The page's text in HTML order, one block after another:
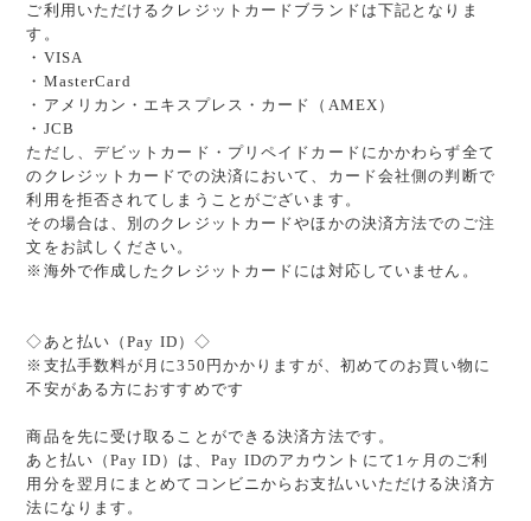
ご利用いただけるクレジットカードブランドは下記となりま
す。
・VISA
・MasterCard
・アメリカン・エキスプレス・カード（AMEX）
・JCB
ただし、デビットカード・プリペイドカードにかかわらず全て
のクレジットカードでの決済において、カード会社側の判断で
利用を拒否されてしまうことがございます。
その場合は、別のクレジットカードやほかの決済方法でのご注
文をお試しください。
※海外で作成したクレジットカードには対応していません。
◇あと払い（Pay ID）◇
※支払手数料が月に350円かかりますが、初めてのお買い物に
不安がある方におすすめです
商品を先に受け取ることができる決済方法です。
あと払い（Pay ID）は、Pay IDのアカウントにて1ヶ月のご利
用分を翌月にまとめてコンビニからお支払いいただける決済方
法になります。